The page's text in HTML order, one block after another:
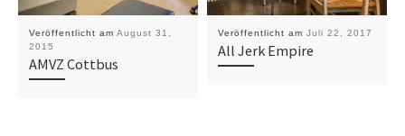
Veröffentlicht am August 31,
2015
AMVZ Cottbus
Veröffentlicht am Juli 22, 2017
All Jerk Empire